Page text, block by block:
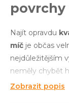
povrchy
Najít opravdu
míč je občas
nejdůležitějším
neměly chybět
je varianta,
Zobrazit popis